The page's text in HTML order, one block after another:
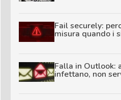
Fail securely:
misura quando i
Falla in Outlook:
infettano, non